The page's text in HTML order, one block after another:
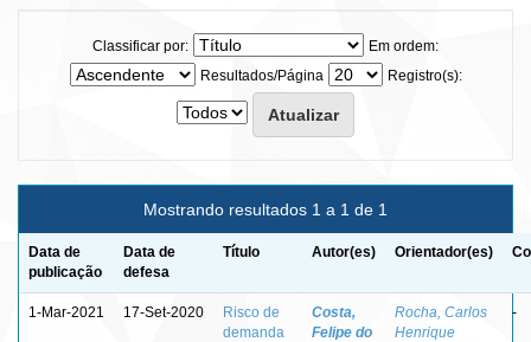
Classificar por:
Em ordem:
Resultados/Página
Registro(s):
Mostrando resultados 1 a 1 de 1
Data de
publicação
Data de
defesa
Título Autor(es) Orientador(es)
1-Mar-2021 17-Set-2020
Risco de
demanda
Costa,
Felipe do
Rocha, Carlos
Henrique
-